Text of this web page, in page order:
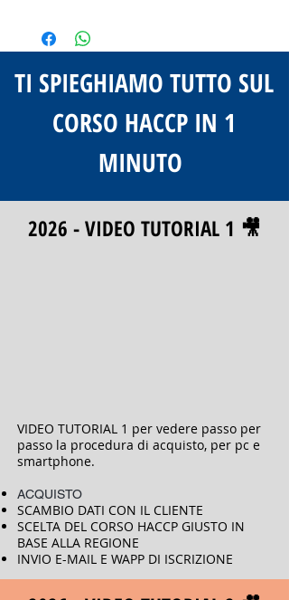
TI SPIEGHIAMO TUTTO SUL
CORSO HACCP IN 1
MINUTO
2026 - VIDEO TUTORIAL 1 🎥
VIDEO TUTORIAL 1 per vedere passo per
passo la procedura di acquisto, per pc e
smartphone.
ACQUISTO
SCAMBIO DATI CON IL CLIENTE
SCELTA DEL CORSO HACCP GIUSTO IN
BASE ALLA REGIONE
INVIO E-MAIL E WAPP DI ISCRIZIONE